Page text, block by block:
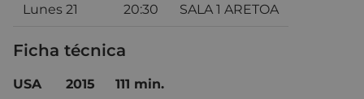
Lunes 21 20:30 SALA 1 ARETOA
Ficha técnica
USA 2015 111 min.